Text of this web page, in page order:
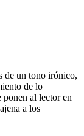
de un tono irónico,
de lo
al lector en
a los